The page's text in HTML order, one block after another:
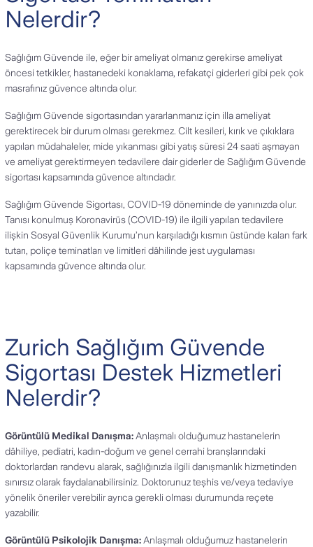
Nelerdir?
Sağlığım Güvende ile, eğer bir ameliyat olmanız gerekirse ameliyat
öncesi tetkikler, hastanedeki konaklama, refakatçi giderleri gibi pek çok
masrafınız güvence altında olur.
Sağlığım Güvende sigortasından yararlanmanız için illa ameliyat
gerektirecek bir durum olması gerekmez. Cilt kesileri, kırık ve çıkıklara
yapılan müdahaleler, mide yıkanması gibi yatış süresi 24 saati aşmayan
ve ameliyat gerektirmeyen tedavilere dair giderler de Sağlığım Güvende
sigortası kapsamında güvence altındadır.
Sağlığım Güvende Sigortası, COVID-19 döneminde de yanınızda olur.
Tanısı konulmuş Koronavirüs (COVID-19) ile ilgili yapılan tedavilere
ilişkin Sosyal Güvenlik Kurumu’nun karşıladığı kısmın üstünde kalan fark
tutarı, poliçe teminatları ve limitleri dâhilinde jest uygulaması
kapsamında güvence altında olur.
Zurich Sağlığım Güvende
Sigortası Destek Hizmetleri
Nelerdir?
Görüntülü Medikal Danışma: Anlaşmalı olduğumuz hastanelerin
dâhiliye, pediatri, kadın-doğum ve genel cerrahi branşlarındaki
doktorlardan randevu alarak, sağlığınızla ilgili danışmanlık hizmetinden
sınırsız olarak faydalanabilirsiniz. Doktorunuz teşhis ve/veya tedaviye
yönelik öneriler verebilir ayrıca gerekli olması durumunda reçete
yazabilir.
Görüntülü Psikolojik Danışma: Anlaşmalı olduğumuz hastanelerin